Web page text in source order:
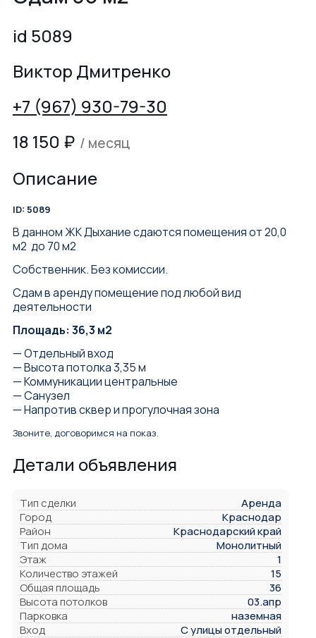
id 5089
Виктор Дмитренко
+7 (967) 930-79-30
18 150 ₽ / месяц
Описание
ID: 5089
В данном ЖК Дыхание сдаются помещения от 20,0
м2 до 70 м2
Собственник. Без комиссии.
Сдам в аренду помещение под любой вид
деятельности
Площадь: 36,3 м2
— Отдельный вход
— Высота потолка 3,35 м
— Коммуникации центральные
— Санузел
— Напротив сквер и прогулочная зона
Звоните, договоримся на показ.
Детали объявления
Тип сделки
Аренда
Город
Краснодар
Район
Краснодарский край
Тип дома
Монолитный
Этаж
1
Количество этажей
15
Общая площадь
36
Высота потолков
03.апр
Парковка
наземная
Вход
С улицы отдельный